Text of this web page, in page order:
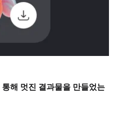
해 멋진 결과물을 만들었는